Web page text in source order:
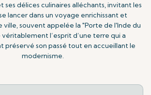
ses délices culinaires alléchants, invitant les
lancer dans un voyage enrichissant et
souvent appelée la "Porte de l'Inde du
véritablement l’esprit d’une terre qui a
préservé son passé tout en accueillant le
modernisme.